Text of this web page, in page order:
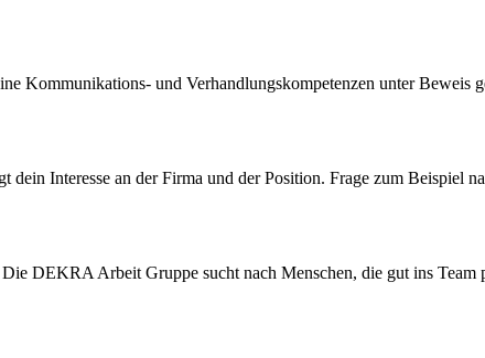
Kommunikations- und Verhandlungskompetenzen unter
Interesse an der Firma und der Position. Frage zum Beispiel
DEKRA Arbeit Gruppe sucht nach Menschen, die gut ins Team